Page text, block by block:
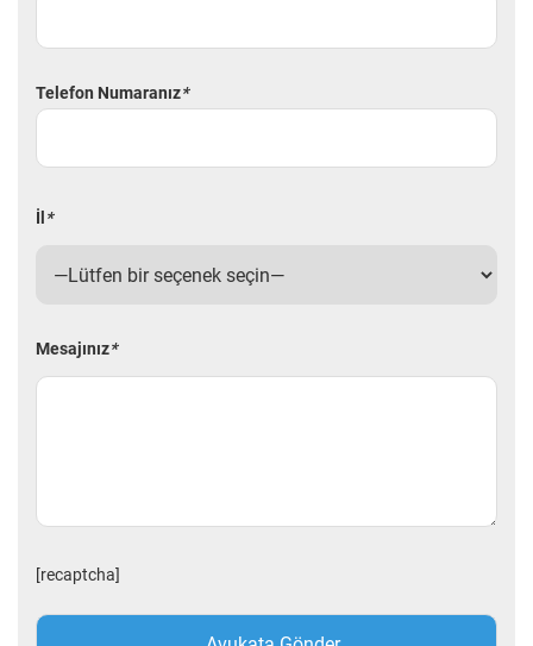
Telefon Numaranız*
İl *
Mesajınız*
[recaptcha]